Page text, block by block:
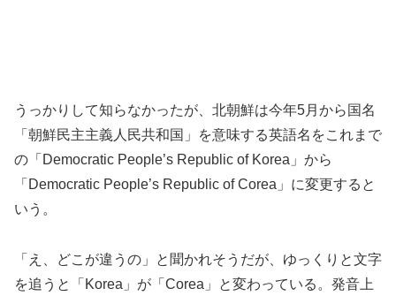
うっかりして知らなかったが、北朝鮮は今年5月から国名
「朝鮮民主主義人民共和国」を意味する英語名をこれまで
の「Democratic People’s Republic of Korea」から
「Democratic People’s Republic of Corea」に変更すると
いう。
「え、どこが違うの」と聞かれそうだが、ゆっくりと文字
を追うと「Korea」が「Corea」と変わっている。発音上